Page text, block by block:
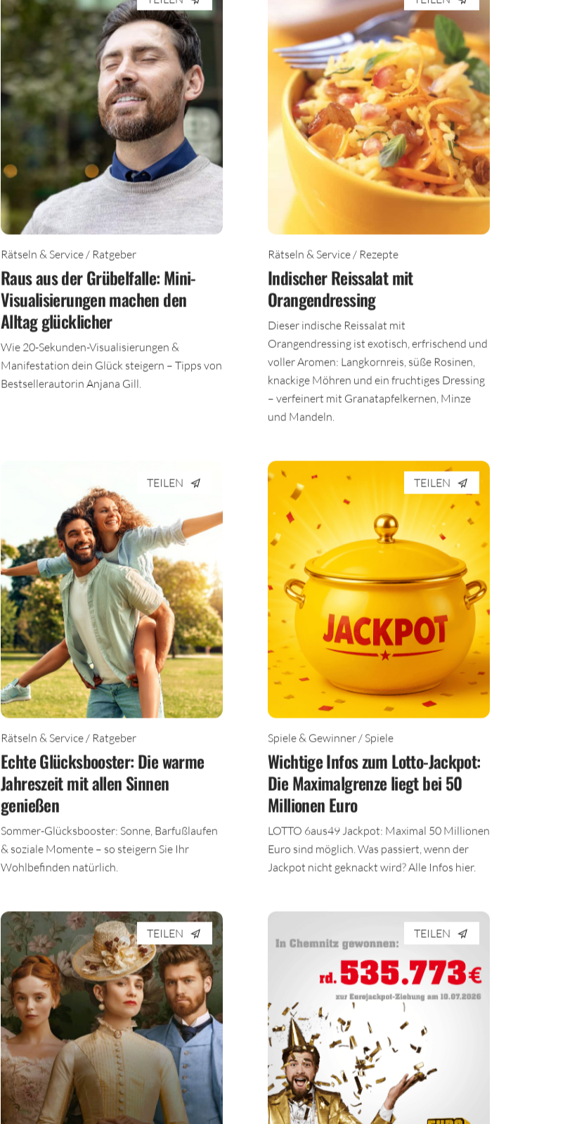
TEILEN
Rätseln & Service / Ratgeber
Raus aus der Grübelfalle: Mini-
Visualisierungen machen den
Alltag glücklicher
Wie 20-Sekunden-Visualisierungen &
Manifestation dein Glück steigern – Tipps von
Bestsellerautorin Anjana Gill.
TEILEN
Rätseln & Service / Rezepte
Indischer Reissalat mit
Orangendressing
Dieser indische Reissalat mit
Orangendressing ist exotisch, erfrischend und
voller Aromen: Langkornreis, süße Rosinen,
knackige Möhren und ein fruchtiges Dressing
– verfeinert mit Granatapfelkernen, Minze
und Mandeln.
TEILEN
Rätseln & Service / Ratgeber
Echte Glücksbooster: Die warme
Jahreszeit mit allen Sinnen
genießen
Sommer-Glücksbooster: Sonne, Barfußlaufen
& soziale Momente – so steigern Sie Ihr
Wohlbefinden natürlich.
TEILEN
Spiele & Gewinner / Spiele
Wichtige Infos zum Lotto-Jackpot:
Die Maximalgrenze liegt bei 50
Millionen Euro
LOTTO 6aus49 Jackpot: Maximal 50 Millionen
Euro sind möglich. Was passiert, wenn der
Jackpot nicht geknackt wird? Alle Infos hier.
TEILEN TEILEN